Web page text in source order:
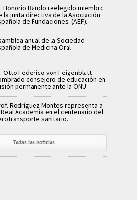
Honorio Bando reelegido miembro
la junta directiva de la Asociación
de Fundaciones. (AEF).
anual de la Sociedad
de Medicina Oral
Otto Federico von Feigenblatt
consejero de educación en
permanente ante la ONU
Rodríguez Montes representa a
Real Academia en el centenario del
sanitario.
Todas las noticias